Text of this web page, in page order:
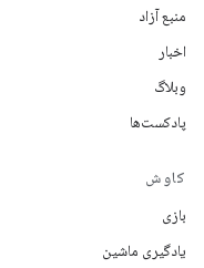
منبع آزاد
اخبار
وبلاگ
پادکست‌ها
کاوش
بازی
یادگیری ماشین